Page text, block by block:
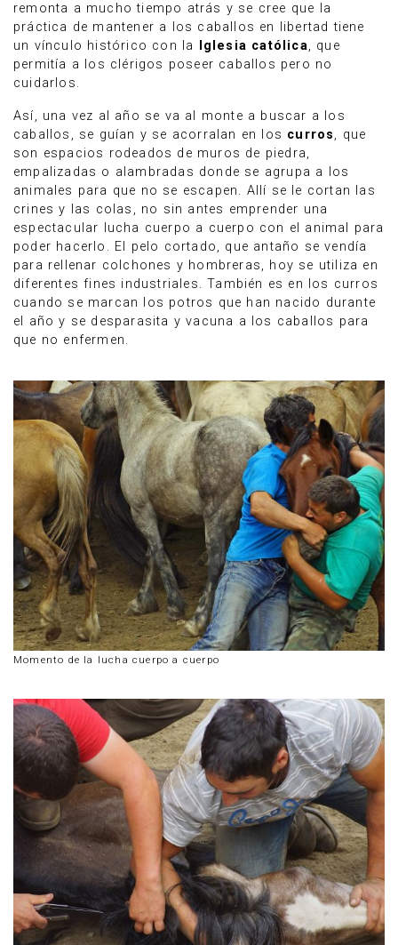
remonta a mucho tiempo atrás y se cree que la
práctica de mantener a los caballos en libertad tiene
un vínculo histórico con la
Iglesia católica, que
permitía a los clérigos poseer caballos pero no
cuidarlos.
Así, una vez al año se va al monte a buscar a los
caballos, se guían y se acorralan en los curros, que
son espacios rodeados de muros de piedra,
empalizadas o alambradas donde se agrupa a los
animales para que no se escapen. Allí se le cortan las
crines y las colas, no sin antes emprender una
espectacular lucha cuerpo a cuerpo con el animal para
poder hacerlo. El pelo cortado, que antaño se vendía
para rellenar colchones y hombreras, hoy se utiliza en
diferentes fines industriales. También es en los curros
cuando se marcan los potros que han nacido durante
el año y se desparasita y vacuna a los caballos para
que no enfermen.
Momento de la lucha cuerpo a cuerpo